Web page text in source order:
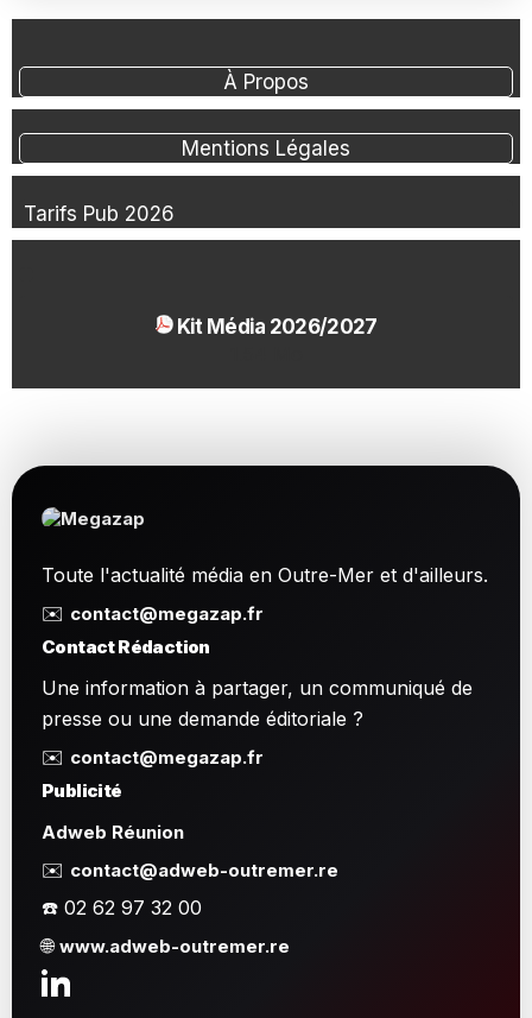
À Propos
Mentions Légales
Tarifs Pub 2026
Kit Média 2026/2027
Toute l'actualité média en Outre-Mer et d'ailleurs.
✉️ contact@megazap.fr
Contact Rédaction
Une information à partager, un communiqué de
presse ou une demande éditoriale ?
✉️ contact@megazap.fr
Publicité
Adweb Réunion
✉️ contact@adweb-outremer.re
☎️ 02 62 97 32 00
🌐www.adweb-outremer.re